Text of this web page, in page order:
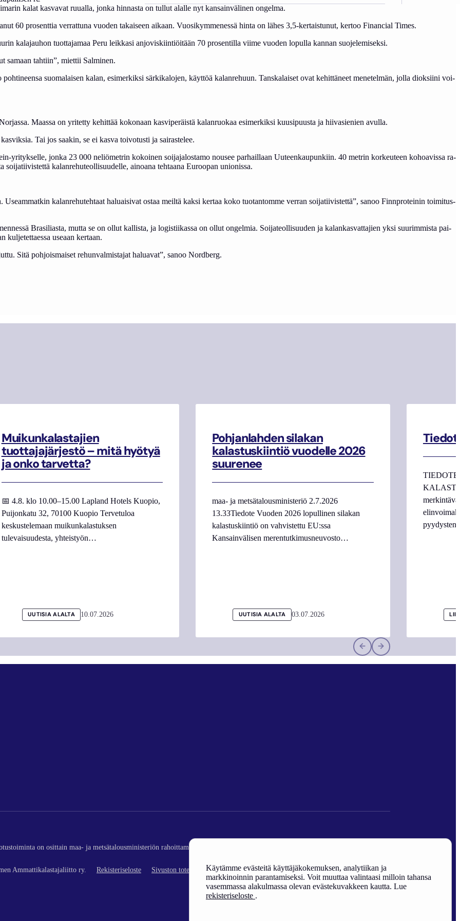
Käytämme evästeitä käyttäjäkokemuksen, analytiikan ja
markkinoinnin parantamiseksi. Voit muuttaa valintaasi milloin tahansa
vasemmassa alakulmassa olevan evästekuvakkeen kautta. Lue
rekisteriseloste .
ka­lat kas­va­vat ruual­la, jon­ka hin­nas­ta on tul­lut alal­le nyt kan­sain­vä­li­nen on­gel­ma.
60 pro­sent­tia ver­rat­tu­na vuo­den ta­kai­seen ai­kaan. Vuo­si­kym­me­nes­sä hin­ta on lä­hes 3,5-ker­tais­tu­nut, ker­too Fi­nan­cial Ti­mes.
ka­la­jau­hon tuot­ta­ja­maa Pe­ru leik­ka­si an­jo­vis­kiin­tiöi­tään 70 pro­sen­til­la vii­me vuo­den lo­pul­la kan­nan suo­je­le­mi­sek­si.
sa­maan tah­tiin”, miet­tii Sal­mi­nen.
suo­ma­lai­sen ka­lan, esi­mer­kik­si sär­ki­ka­lo­jen, käyt­töä ka­lan­re­huun. Tans­ka­lai­set ovat ke­hit­tä­neet me­ne­tel­män, jol­la diok­sii­ni voi­
Maas­sa on yri­tet­ty ke­hit­tää ko­ko­naan kas­vi­pe­räis­tä ka­lan­ruo­kaa esi­mer­kik­si kuu­si­puus­ta ja hii­va­sie­nien avul­la.
Tai jos saa­kin, se ei kas­va toi­vo­tus­ti ja sai­ras­te­lee.
yri­tyk­sel­le, jon­ka 23 000 ne­liö­met­rin ko­koi­nen soi­ja­ja­los­ta­mo nou­see par­hail­laan Uu­teen­kau­pun­kiin. 40 met­rin kor­keu­teen ko­hoa­vis­sa ra­
soi­ja­tii­vis­tet­tä ka­lan­re­hu­teol­li­suu­del­le, ai­noa­na teh­taa­na Eu­roo­pan unio­nis­sa.
ka­lan­re­hu­teh­taat ha­luai­si­vat os­taa meil­tä kak­si ker­taa ko­ko tuo­tan­tom­me ver­ran soi­ja­tii­vis­tet­tä”, sa­noo Finnp­ro­tei­nin toi­mi­tus­
Bra­si­lias­ta, mut­ta se on ol­lut kal­lis­ta, ja lo­gis­tii­kas­sa on ol­lut on­gel­mia. Soi­ja­teol­li­suu­den ja ka­lan­kas­vat­ta­jien yk­si suu­rim­mis­ta pai­
kul­je­tet­taes­sa useaan ker­taan.
Si­tä poh­jois­mai­set re­hun­val­mis­ta­jat ha­lua­vat”, sa­noo Nord­berg.
Muikunkalastajien
tuottajajärjestö – mitä hyötyä
ja onko tarvetta?
📅 4.8. klo 10.00–15.00 Lapland Hotels Kuopio,
Puijonkatu 32, 70100 Kuopio Tervetuloa
keskustelemaan muikunkalastuksen
tulevaisuudesta, yhteistyön…
UUTISIA ALALTA 10.07.2026
Pohjanlahden silakan
kalastuskiintiö vuodelle 2026
suurenee
maa- ja metsätalousministeriö 2.7.2026
13.33Tiedote Vuoden 2026 lopullinen silakan
kalastuskiintiö on vahvistettu EU:ssa
Kansainvälisen merentutkimusneuvosto…
UUTISIA ALALTA 03.07.2026
pyydysten
on osittain maa- ja metsätalousministeriön rahoittamaa (kalatalouden edistäminen).
Ammattikalastajaliitto ry. Rekisteriseloste Sivuston toteutus